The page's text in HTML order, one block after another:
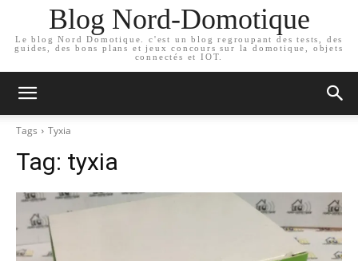
Blog Nord-Domotique
Le blog Nord Domotique. c'est un blog regroupant des tests, des
guides, des bons plans et jeux concours sur la domotique, objets
connectés et IOT.
Tags Tyxia
Tag: tyxia